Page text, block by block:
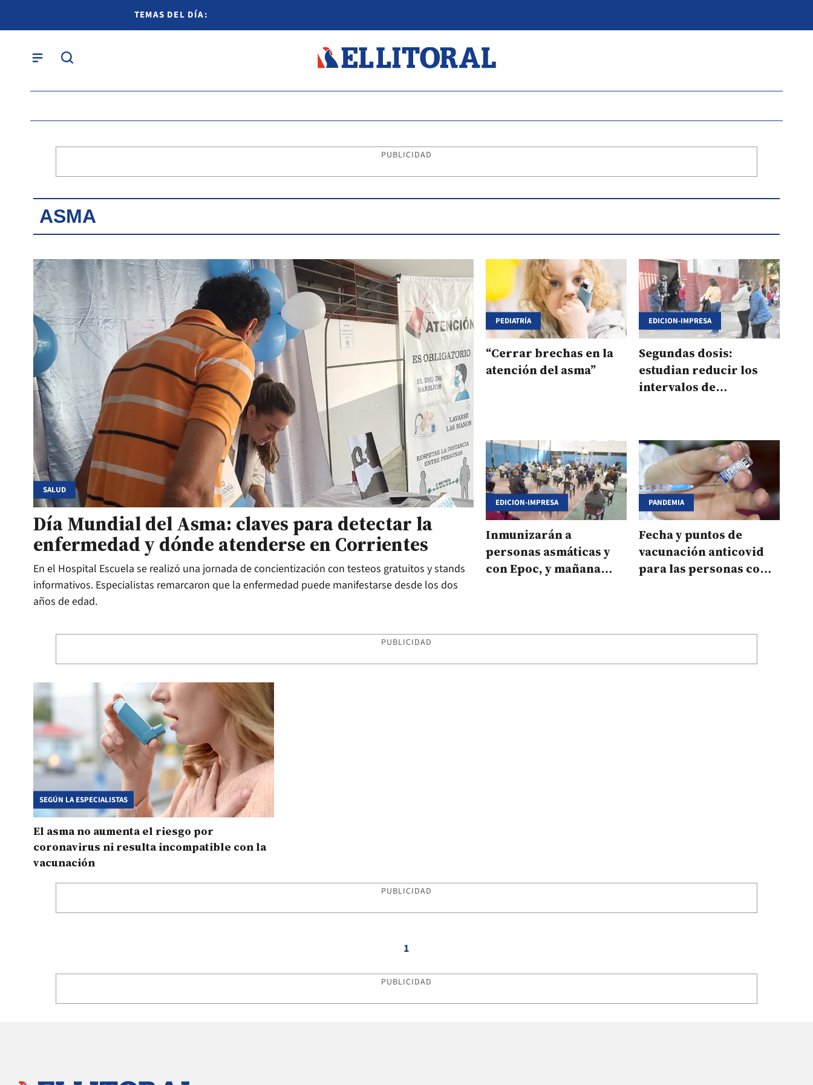
TEMAS DEL DÍA:
PUBLICIDAD
ASMA
SALUD
Día Mundial del Asma: claves para detectar la
enfermedad y dónde atenderse en Corrientes
En el Hospital Escuela se realizó una jornada de concientización con testeos gratuitos y stands
informativos. Especialistas remarcaron que la enfermedad puede manifestarse desde los dos
años de edad.
PEDIATRÍA
“Cerrar brechas en la
atención del asma”
EDICION-IMPRESA
Segundas dosis:
estudian reducir los
intervalos de
EDICION-IMPRESA
Inmunizarán a
personas asmáticas y
con Epoc, y mañana
PANDEMIA
Fecha y puntos de
vacunación anticovid
para las personas con
PUBLICIDAD
SEGÚN LA ESPECIALISTAS
El asma no aumenta el riesgo por
coronavirus ni resulta incompatible con la
vacunación
PUBLICIDAD
1
PUBLICIDAD